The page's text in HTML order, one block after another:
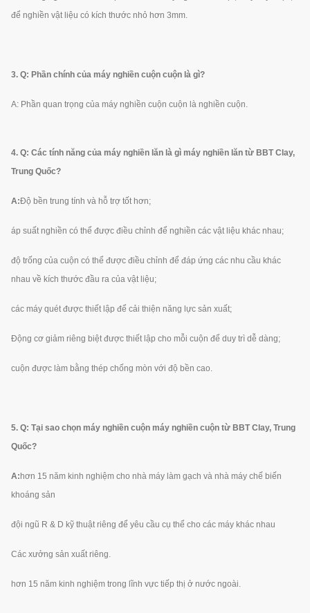
để nghiền vật liệu có kích thước nhỏ hơn 3mm.
3. Q: Phần chính của máy nghiền cuộn cuộn là gì?
A: Phần quan trọng của máy nghiền cuộn cuộn là nghiền cuộn.
4. Q: Các tính năng của máy nghiền lăn là gì máy nghiền lăn từ BBT Clay,
Trung Quốc?
A:Độ bền trung tính và hỗ trợ tốt hơn;
áp suất nghiền có thể được điều chỉnh để nghiền các vật liệu khác nhau;
độ trống của cuộn có thể được điều chỉnh để đáp ứng các nhu cầu khác
nhau về kích thước đầu ra của vật liệu;
các máy quét được thiết lập để cải thiện năng lực sản xuất;
Động cơ giảm riêng biệt được thiết lập cho mỗi cuộn để duy trì dễ dàng;
cuộn được làm bằng thép chống mòn với độ bền cao.
5. Q: Tại sao chọn máy nghiền cuộn máy nghiền cuộn từ BBT Clay, Trung
Quốc?
A: hơn 15 năm kinh nghiệm cho nhà máy làm gạch và nhà máy chế biến
khoáng sản
đội ngũ R & D kỹ thuật riêng để yêu cầu cụ thể cho các máy khác nhau
Các xưởng sản xuất riêng.
hơn 15 năm kinh nghiệm trong lĩnh vực tiếp thị ở nước ngoài.